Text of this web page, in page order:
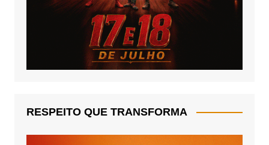
RESPEITO QUE TRANSFORMA